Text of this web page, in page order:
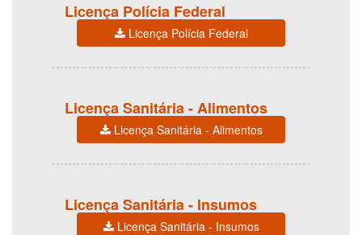
Licença Polícia Federal
Licença Polícia Federal
Licença Sanitária - Alimentos
Licença Sanitária - Alimentos
Licença Sanitária - Insumos
Licença Sanitária - Insumos